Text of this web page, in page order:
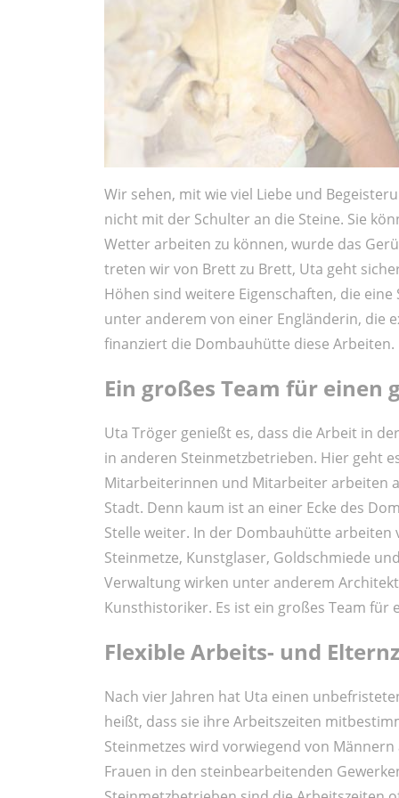
Wir sehen, mit wie viel Liebe und
nicht mit der Schulter an die Steine. Sie
Wetter arbeiten zu können, wurde das
treten wir von Brett zu Brett, Uta geht
Höhen sind weitere Eigenschaften, die
unter anderem von einer Engländerin, die
finanziert die Dombauhütte diese Arbeiten.
Ein großes Team für einen
Uta Tröger genießt es, dass die Arbeit in
in anderen Steinmetzbetrieben. Hier geht
Mitarbeiterinnen und Mitarbeiter arbeiten
Stadt. Denn kaum ist an einer Ecke des
Stelle weiter. In der Dombauhütte
Steinmetze, Kunstglaser, Goldschmiede
Verwaltung wirken unter anderem
Kunsthistoriker. Es ist ein großes Team für
Flexible Arbeits- und
Nach vier Jahren hat Uta einen
heißt, dass sie ihre Arbeitszeiten
Steinmetzes wird vorwiegend von
Frauen in den steinbearbeitenden